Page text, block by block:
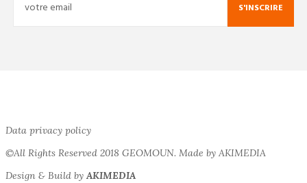
S'INSCRIRE
Data privacy policy
©All Rights Reserved 2018 GEOMOUN. Made by AKIMEDIA
Design & Build by AKIMEDIA